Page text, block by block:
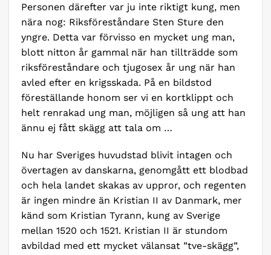
Personen därefter var ju inte riktigt kung, men
nära nog: Riksföreståndare Sten Sture den
yngre. Detta var förvisso en mycket ung man,
blott nitton år gammal när han tillträdde som
riksföreståndare och tjugosex år ung när han
avled efter en krigsskada. På en bildstod
föreställande honom ser vi en kortklippt och
helt renrakad ung man, möjligen så ung att han
ännu ej fått skägg att tala om …
Nu har Sveriges huvudstad blivit intagen och
övertagen av danskarna, genomgått ett blodbad
och hela landet skakas av uppror, och regenten
är ingen mindre än Kristian II av Danmark, mer
känd som Kristian Tyrann, kung av Sverige
mellan 1520 och 1521. Kristian II är stundom
avbildad med ett mycket välansat ”tve-skägg”,